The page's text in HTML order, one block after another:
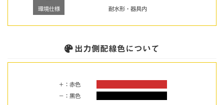
環境仕様 耐水形・器具内
出力側配線色について
＋：赤色
－：黒色